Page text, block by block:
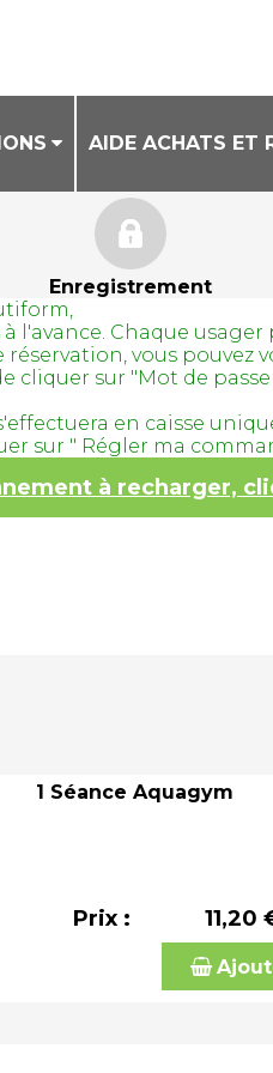
AIDE ACHATS ET
CONDITIONS
AIDE ACHAT DE
Enregistrement
l'avance. Chaque
vous
cliquer sur "Mot de
en caisse
sur " Régler ma
à recharger,
1 Séance Aquagym
Prix : 11,20